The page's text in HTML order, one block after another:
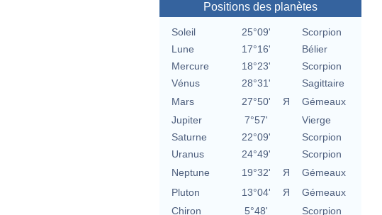
Positions des planètes
Soleil 25°09'
Scorpion
Lune
17°16'
Bélier
Mercure
18°23'
Scorpion
Vénus
28°31'
Sagittaire
Mars
27°50' Я
Gémeaux
Jupiter
7°57'
Vierge
Saturne
22°09'
Scorpion
Uranus
24°49'
Scorpion
Neptune
19°32' Я
Gémeaux
Pluton
13°04' Я
Gémeaux
Chiron
5°48' Scorpion